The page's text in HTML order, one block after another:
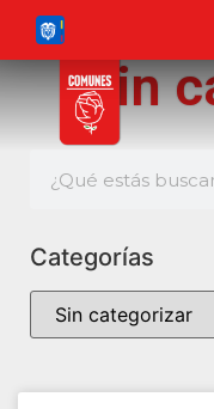
Sin
Categorías